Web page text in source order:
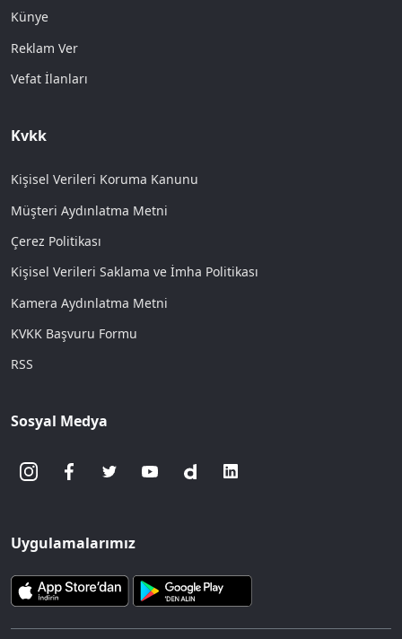
Künye
Reklam Ver
Vefat İlanları
Kvkk
Kişisel Verileri Koruma Kanunu
Müşteri Aydınlatma Metni
Çerez Politikası
Kişisel Verileri Saklama ve İmha Politikası
Kamera Aydınlatma Metni
KVKK Başvuru Formu
RSS
Sosyal Medya
Uygulamalarımız